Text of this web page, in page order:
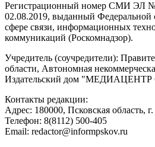
Регистрационный номер СМИ ЭЛ
02.08.2019, выданный Федеральной
сфере связи, информационных
коммуникаций (Роскомнадзор).
Учредитель (соучредители):
области, Автономная
Издательский дом "МЕДИАЦЕНТР
Контакты редакции:
Адреc: 180000, Псковская область,
Телефон: 8(8112) 500-405
Email: redactor@informpskov.ru